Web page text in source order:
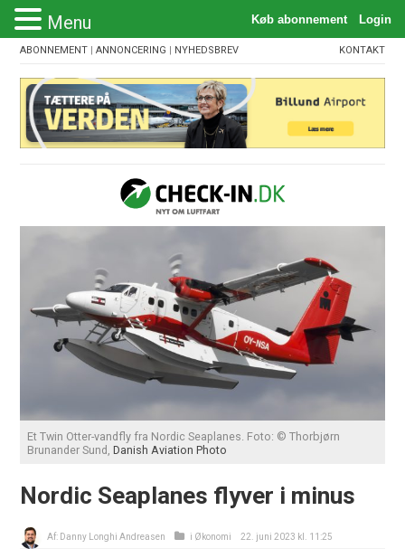
ABONNEMENT |ANNONCERING | NYHEDSBREV KONTAKT
Et Twin Otter-vandfly fra Nordic Seaplanes. Foto: © Thorbjørn
Brunander Sund,Danish Aviation Photo
Nordic Seaplanes flyver i minus
Af: Danny Longhi Andreasen i Økonomi 22. juni 2023 kl. 11:25
Menu